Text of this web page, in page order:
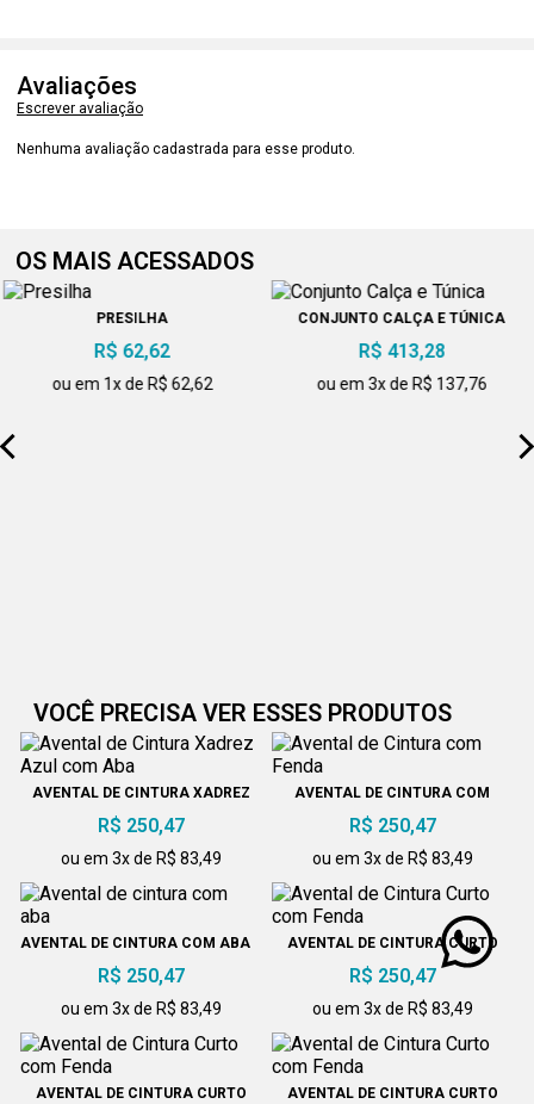
Avaliações
Escrever avaliação
Nenhuma avaliação cadastrada para esse produto.
OS MAIS ACESSADOS
PRESILHA
R$ 62,62
ou em 1x de R$ 62,62
CONJUNTO CALÇA E TÚNICA
R$ 413,28
ou em 3x de R$ 137,76
VOCÊ PRECISA VER ESSES PRODUTOS
AVENTAL DE CINTURA XADREZ
AZUL COM ABA
R$ 250,47
ou em 3x de R$ 83,49
AVENTAL DE CINTURA COM
R$ 250,47
ou em 3x de R$ 83,49
AVENTAL DE CINTURA COM ABA
R$ 250,47
ou em 3x de R$ 83,49
AVENTAL DE CINTURA CURTO
COM FENDA
R$ 250,47
ou em 3x de R$ 83,49
AVENTAL DE CINTURA CURTO
AVENTAL DE CINTURA CURTO